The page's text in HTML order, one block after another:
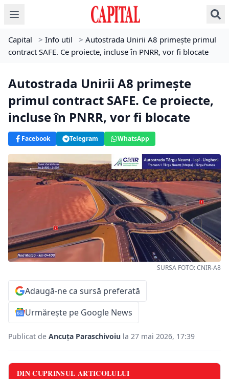
Capital > Info util > Autostrada Unirii A8 primește primul
contract SAFE. Ce proiecte, incluse în PNRR, vor fi blocate
Autostrada Unirii A8 primește
primul contract SAFE. Ce proiecte,
incluse în PNRR, vor fi blocate
Facebook Telegram WhatsApp
SURSA FOTO: CNIR-A8
Adaugă-ne ca sursă preferată
Urmărește pe Google News
Publicat de Ancuța Paraschivoiu la 27 mai 2026, 17:39
DIN CUPRINSUL ARTICOLULUI